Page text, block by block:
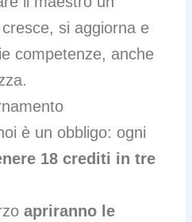
si aggiorna e
competenze, anche
è un obbligo: ogni
18 crediti in tre
apriranno le